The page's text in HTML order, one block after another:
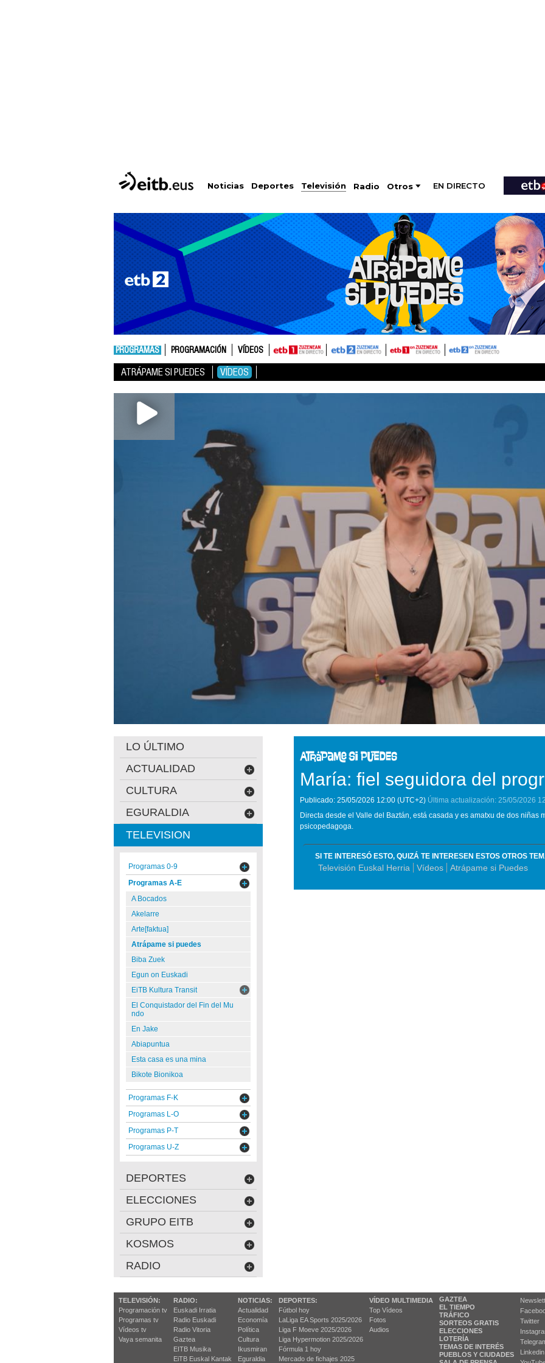
Noticias Deportes Televisión Radio Otros EN DIRECTO
PROGRAMAS PROGRAMACIÓN VÍDEOS
ATRÁPAME SI PUEDES VÍDEOS
María: fiel seguidora del
Publicado: 25/05/2026 12:00 (UTC+2) Última actualización: 25/05/2026
Directa desde el Valle del Baztán, está casada y es amatxu de dos niñas
psicopedagoga.
SI TE INTERESÓ ESTO, QUIZÁ TE INTERESEN ESTOS OTROS
Televisión Euskal Herria Vídeos Atrápame si Puedes
LO ÚLTIMO
ACTUALIDAD
CULTURA
EGURALDIA
TELEVISION
Programas 0-9
Programas A-E
A Bocados
Akelarre
Arte[faktua]
Atrápame si puedes
Biba Zuek
Egun on Euskadi
EiTB Kultura Transit
El Conquistador del Fin del Mu
ndo
En Jake
Abiapuntua
Esta casa es una mina
Bikote Bionikoa
Programas F-K
Programas L-O
Programas P-T
Programas U-Z
DEPORTES
ELECCIONES
GRUPO EITB
KOSMOS
RADIO
TELEVISIÓN:
Programación tv
Programas tv
Vídeos tv
Vaya semanita
RADIO:
Euskadi Irratia
Radio Euskadi
Radio Vitoria
Gaztea
EITB Musika
EiTB Euskal Kantak
NOTICIAS:
Actualidad
Economía
Política
Cultura
Ikusmiran
Eguraldia
DEPORTES:
Fútbol hoy
LaLiga EA Sports 2025/2026
Liga F Moeve 2025/2026
Liga Hypermotion 2025/2026
Fórmula 1 hoy
Mercado de fichajes 2025
VÍDEO MULTIMEDIA
Top Vídeos
Fotos
Audios
GAZTEA
EL TIEMPO
TRÁFICO
SORTEOS GRATIS
ELECCIONES
LOTERÍA
TEMAS DE INTERÉS
PUEBLOS Y CIUDADES
Twitter
Linkedin